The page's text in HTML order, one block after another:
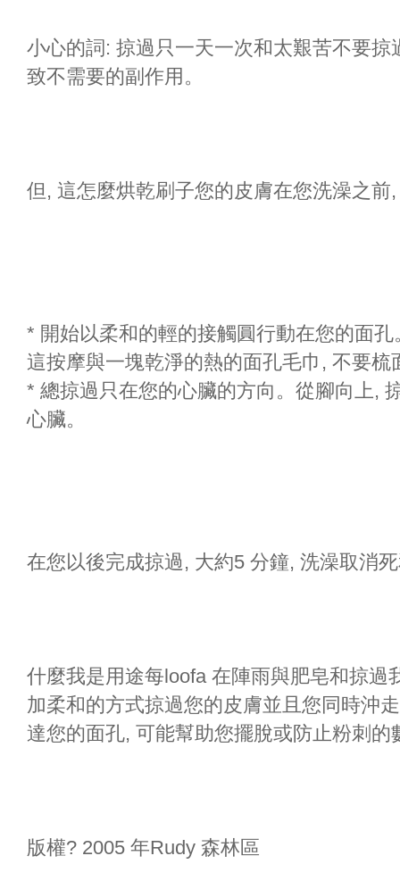
小心的詞: 掠過只一天一次和太艱苦不要
致不需要的副作用。
但, 這怎麼烘乾刷子您的皮膚在您洗澡之前,
* 開始以柔和的輕的接觸圓行動在您的面
這按摩與一塊乾淨的熱的面孔毛巾, 不要梳
* 總掠過只在您的心臟的方向。從腳向上,
心臟。
在您以後完成掠過, 大約5 分鐘, 洗澡取消
什麼我是用途每loofa 在陣雨與肥皂和掠過
加柔和的方式掠過您的皮膚並且您同時沖
達您的面孔, 可能幫助您擺脫或防止粉刺的
版權? 2005 年Rudy 森林區